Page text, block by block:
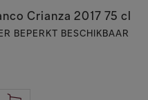
Heredia - Viña Tondonia
transformeren,
streven naar perfectie in
Crianza 2017 75 cl
BEPERKT BESCHIKBAAR